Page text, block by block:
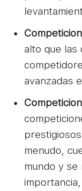
alto que las
avanzadas
menudo,
mundo y se